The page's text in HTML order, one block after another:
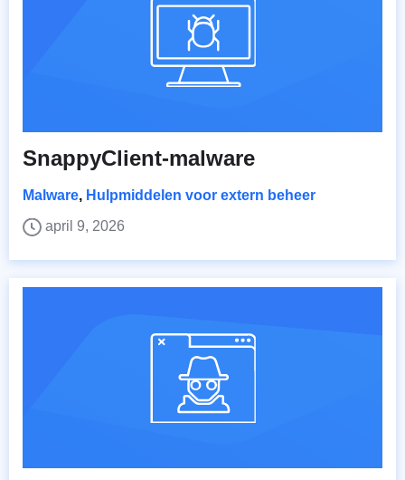
SnappyClient-malware
Malware, Hulpmiddelen voor extern beheer
april 9, 2026